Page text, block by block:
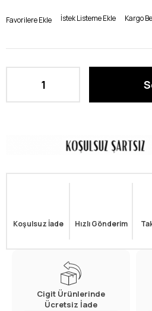
Favorilere Ekle İstek Listeme Ekle Kargo
Koşulsuz İade Hızlı Gönderim
Cigit Ürünlerinde
Ücretsiz İade